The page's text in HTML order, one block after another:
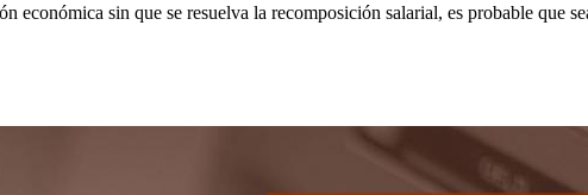
económica sin que se resuelva la recomposición salarial, es probable que